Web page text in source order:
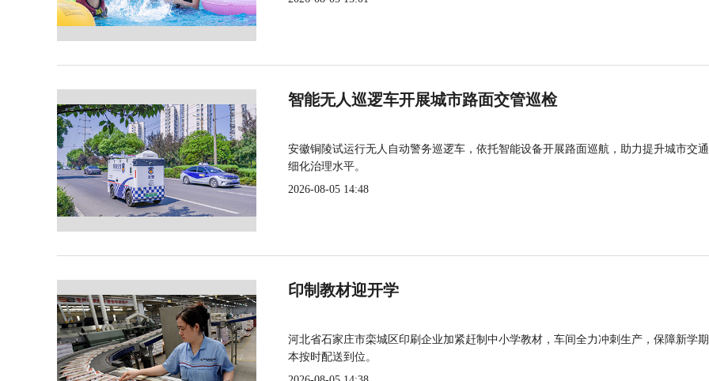
智能无人巡逻车开展城市路面交管巡检
安徽铜陵试运行无人自动警务巡逻车，依托智能设备开展路面巡航，助力提升城市交
细化治理水平。
2026-08-05 14:48
印制教材迎开学
河北省石家庄市栾城区印刷企业加紧赶制中小学教材，车间全力冲刺生产，保障新学
本按时配送到位。